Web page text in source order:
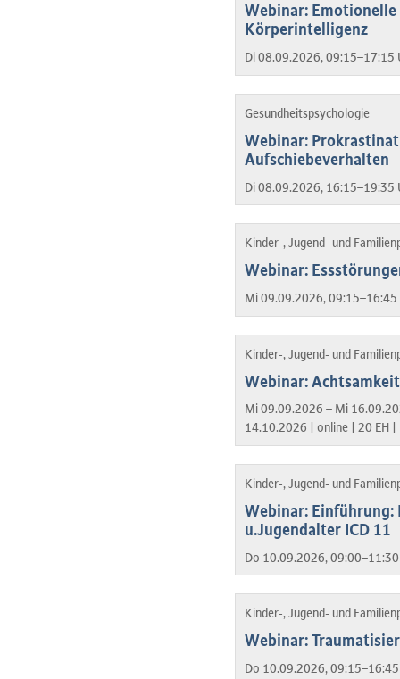
Webinar:
Körperintelligenz
Di 08.09.2026, 09:15–17:15
Gesundheitspsychologie
Webinar:
Aufschiebeverhalten
Di 08.09.2026, 16:15–19:35
Kinder-, Jugend- und
Webinar:
Mi 09.09.2026,
Kinder-, Jugend- und
Webinar:
Mi 09.09.2026 – Mi
14.10.2026 | online | 20 EH |
Kinder-, Jugend- und
Webinar: Einführung:
u.Jugendalter ICD 11
Do 10.09.2026,
Kinder-, Jugend- und
Webinar:
Do 10.09.2026,